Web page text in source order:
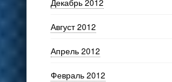
Декабрь 2012
Август 2012
Апрель 2012
Февраль 2012